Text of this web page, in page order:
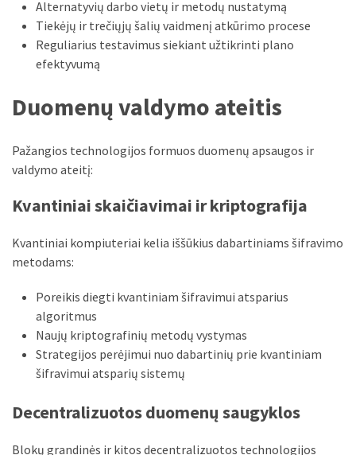
Alternatyvių darbo vietų ir metodų nustatymą
Tiekėjų ir trečiųjų šalių vaidmenį atkūrimo procese
Reguliarius testavimus siekiant užtikrinti plano
efektyvumą
Duomenų valdymo ateitis
Pažangios technologijos formuos duomenų apsaugos ir
valdymo ateitį:
Kvantiniai skaičiavimai ir kriptografija
Kvantiniai kompiuteriai kelia iššūkius dabartiniams šifravimo
metodams:
Poreikis diegti kvantiniam šifravimui atsparius
algoritmus
Naujų kriptografinių metodų vystymas
Strategijos perėjimui nuo dabartinių prie kvantiniam
šifravimui atsparių sistemų
Decentralizuotos duomenų saugyklos
Blokų grandinės ir kitos decentralizuotos technologijos